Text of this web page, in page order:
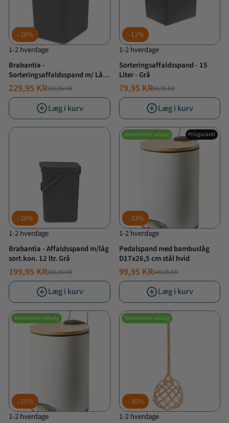
28%
1-2 hverdage
Brabantia -
Sorteringsaffaldsspand m/ Låg
- 16 Liter Grå
NORMALPRIS319,95 KR
TILBUDSPRIS
229,95 KR
Læg i kurv
11%
1-2 hverdage
Sorteringsaffaldsspand - 15
Liter - Grå
NORMALPRIS
89,95 KR
TILBUDSPRIS
79,95 KR
Læg i kurv
26%
1-2 hverdage
Brabantia - Affaldsspand m/låg
sort.kon. 12 ltr. Grå
NORMALPRIS269,95 KR
TILBUDSPRIS
199,95 KR
Læg i kurv
Sensommer udsalg Prisgaranti
33%
1-2 hverdage
Pedalspand med bambuslåg
D17x26,5 cm stål hvid
NORMALPRIS
149,95 KR
TILBUDSPRIS
99,95 KR
Læg i kurv
Sensommer udsalg
25%
1-2 hverdage
Sensommer udsalg
30%
1-2 hverdage